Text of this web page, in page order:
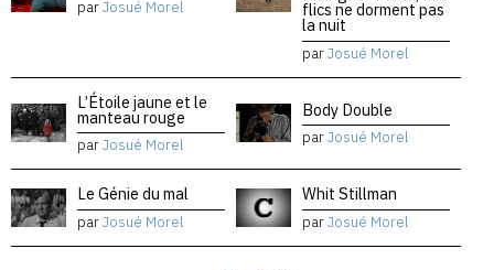
parJosué Morel flics ne dorment pas
la nuit
parJosué Morel
L’Étoile jaune et le
manteau rouge
parJosué Morel
Body Double
parJosué Morel
Le Génie du mal
parJosué Morel
Whit Stillman
parJosué Morel